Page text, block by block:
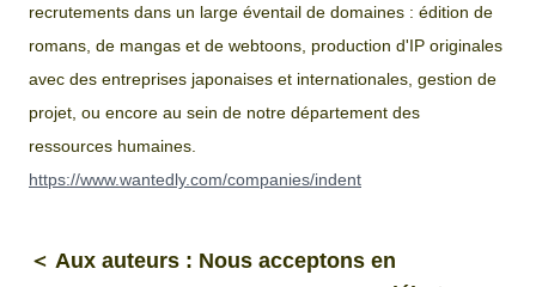
recrutements dans un large éventail de domaines : édition de
romans, de mangas et de webtoons, production d'IP originales
avec des entreprises japonaises et internationales, gestion de
projet, ou encore au sein de notre département des
ressources humaines.
https://www.wantedly.com/companies/indent
＜ Aux auteurs : Nous acceptons en